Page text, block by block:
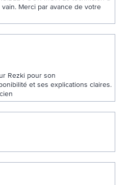
Merci par avance de votre
Rezki pour son
et ses explications claires.